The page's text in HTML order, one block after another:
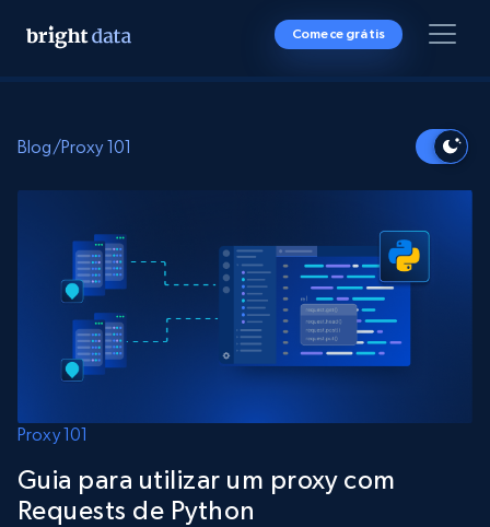
Comece grátis
Blog/Proxy 101
Proxy 101
Guia para utilizar um proxy com
Requests de Python